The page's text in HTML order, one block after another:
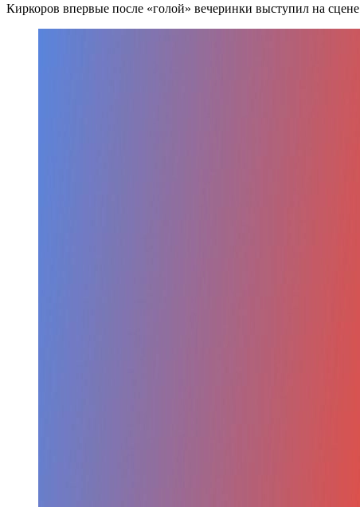
Киркоров впервые после «голой» вечеринки выступил на